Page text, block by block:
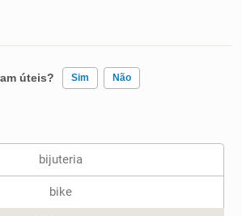
úteis? Sim Não
apresentados me ajudou
bijuteria
bike